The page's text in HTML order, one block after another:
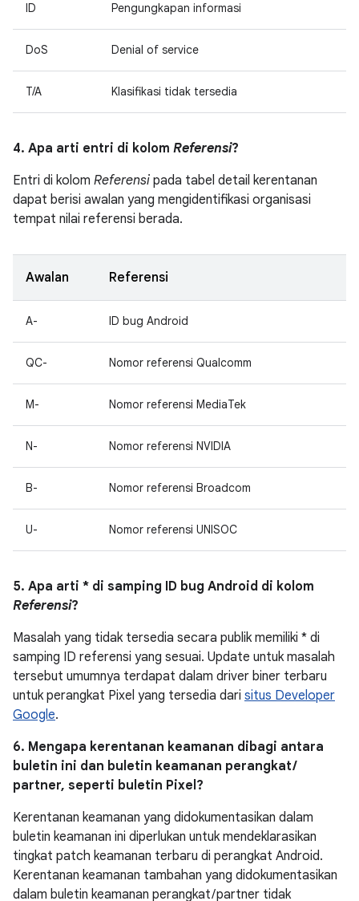
ID Pengungkapan informasi
DoS Denial of service
T/A Klasifikasi tidak tersedia
4. Apa arti entri di kolom Referensi?
Entri di kolom Referensi pada tabel detail kerentanan
dapat berisi awalan yang mengidentifikasi organisasi
tempat nilai referensi berada.
Awalan Referensi
A- ID bug Android
QC- Nomor referensi Qualcomm
M- Nomor referensi MediaTek
N- Nomor referensi NVIDIA
B- Nomor referensi Broadcom
U- Nomor referensi UNISOC
5. Apa arti * di samping ID bug Android di kolom
Referensi?
Masalah yang tidak tersedia secara publik memiliki * di
samping ID referensi yang sesuai. Update untuk masalah
tersebut umumnya terdapat dalam driver biner terbaru
untuk perangkat Pixel yang tersedia dari situs Developer
Google.
6. Mengapa kerentanan keamanan dibagi antara
buletin ini dan buletin keamanan perangkat /
partner, seperti buletin Pixel?
Kerentanan keamanan yang didokumentasikan dalam
buletin keamanan ini diperlukan untuk mendeklarasikan
tingkat patch keamanan terbaru di perangkat Android.
Kerentanan keamanan tambahan yang didokumentasikan
dalam buletin keamanan perangkat / partner tidak